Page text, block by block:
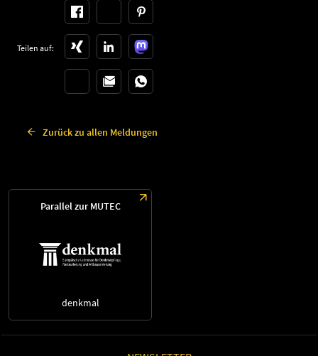
Teilen auf:
Zurück zu allen Meldungen
Parallel zur MUTEC
denkmal